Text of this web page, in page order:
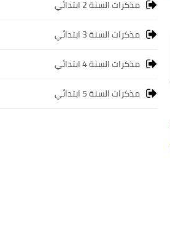
مذكرات السنة 2 ابتدائي
مذكرات السنة 3 ابتدائي
مذكرات السنة 4 ابتدائي
مذكرات السنة 5 ابتدائي